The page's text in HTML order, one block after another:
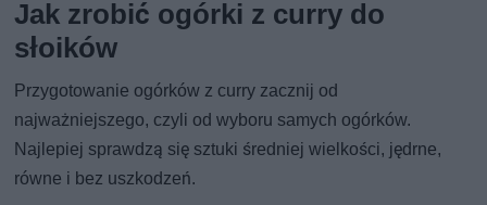
Jak zrobić ogórki z curry do
słoików
Przygotowanie ogórków z curry zacznij od
najważniejszego, czyli od wyboru samych ogórków.
Najlepiej sprawdzą się sztuki średniej wielkości, jędrne,
równe i bez uszkodzeń.